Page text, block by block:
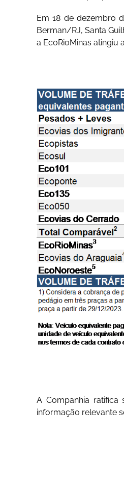
Em 18 de dezembro
Berman/RJ, Santa
a EcoRioMinas atingiu
A Companhia
informação relevante